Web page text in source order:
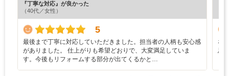
『丁寧な対応』が良かった
（40代／女性）
5
最後まで丁寧に対応していただきました。担当者の人柄も安心感
がありました。 仕上がりも希望どおりで、大変満足していま
す。今後もリフォームする部分が出てくるかと…
な
思